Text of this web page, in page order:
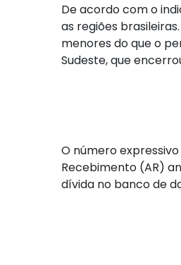
De acordo com o
as regiões
menores do que o
Sudeste, que
O número
Recebimento (AR)
dívida no banco de